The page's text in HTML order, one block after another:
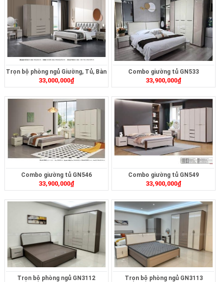
Trọn bộ phòng ngủ Giường, Tủ, Bàn
Phấn, Tab517
33,000,000₫
Combo giường tủ GN533
33,900,000₫
Combo giường tủ GN546
33,900,000₫
Combo giường tủ GN549
33,900,000₫
Trọn bộ phòng ngủ GN3112 Trọn bộ phòng ngủ GN3113